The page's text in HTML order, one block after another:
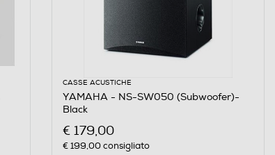
CASSE ACUSTICHE
YAMAHA - NS-SW050 (Subwoofer)-
Black
€ 179,00
€ 199,00consigliato